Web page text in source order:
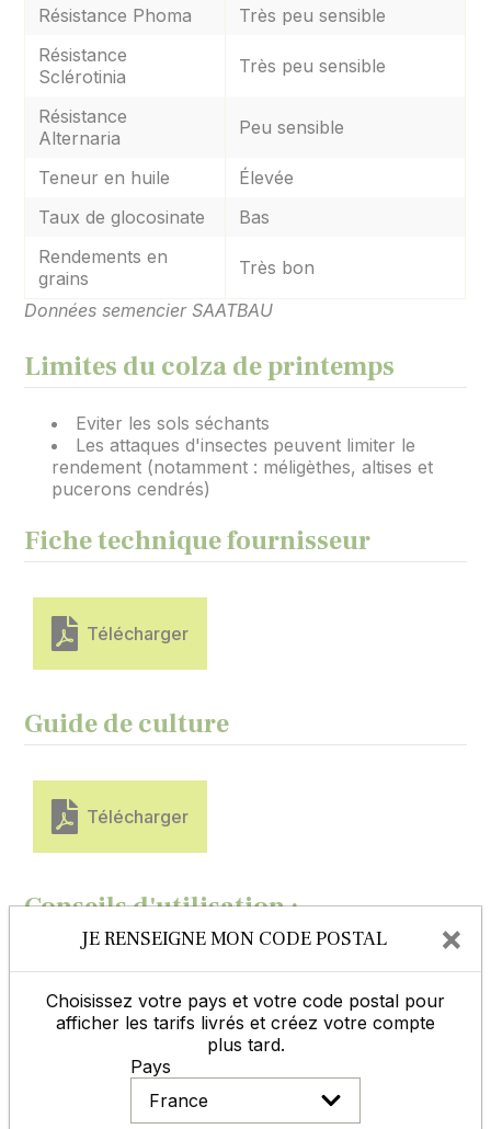
Résistance Phoma
Très peu sensible
Résistance
Sclérotinia
Très peu sensible
Résistance
Alternaria
Peu sensible
Teneur en huile
Élevée
Taux de glocosinate
Bas
Rendements en
grains
Très bon
Données semencier SAATBAU
Limites du colza de printemps
Eviter les sols séchants
Les attaques d'insectes peuvent limiter le
rendement (notamment : méligèthes, altises et
pucerons cendrés)
Fiche technique fournisseur
Télécharger
Guide de culture
Télécharger
Conseils d'utilisation :
à la levée
Soit de 4 à 5 Kg /ha suivant PMG (entre 4 et
Profondeur de semis :
JE RENSEIGNE MON CODE POSTAL ×
Choisissez votre pays et votre code postal pour
afficher les tarifs livrés et créez votre compte
plus tard.
Pays